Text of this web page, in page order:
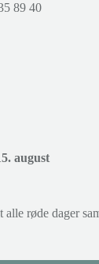
89 40
august
røde dager